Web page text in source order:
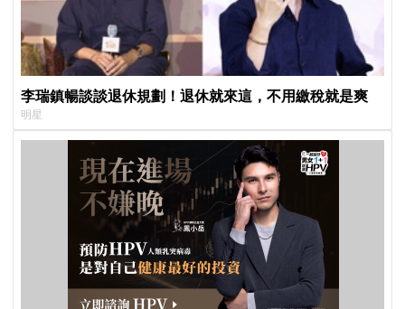
李瑞鎮暢談談退休規劃！退休就來這，不用繳稅就是爽
明星